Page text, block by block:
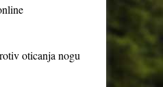
oticanja nogu